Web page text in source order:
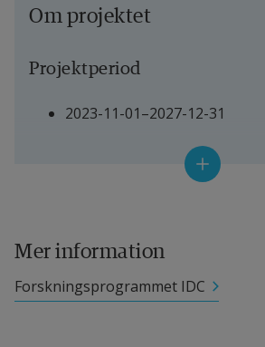
Om projektet
Projektperiod
2023-11-01–2027-12-31
universitetslektor i omvårdnad
Andra deltagande forskare
Mer information
Forskningsprogrammet IDC